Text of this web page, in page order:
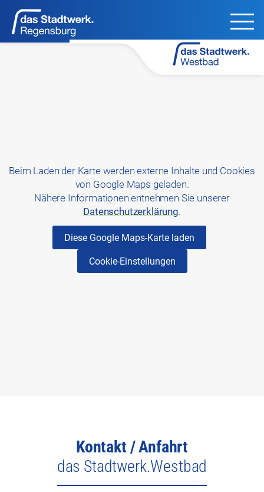
Beim Laden der Karte werden externe Inhalte und Cookies
von Google Maps geladen.
Nähere Informationen entnehmen Sie unserer
Datenschutzerklärung.
Diese Google Maps-Karte laden
Cookie-Einstellungen
Kontakt / Anfahrt
das Stadtwerk.Westbad